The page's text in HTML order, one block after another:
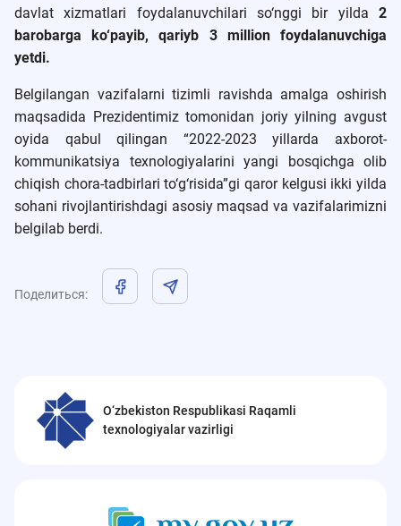
davlat xizmatlari foydalanuvchilari so‘nggi bir yilda 2
barobarga ko‘payib, qariyb 3 million foydalanuvchiga
yetdi.
Belgilangan vazifalarni tizimli ravishda amalga oshirish
maqsadida Prezidentimiz tomonidan joriy yilning avgust
oyida qabul qilingan “2022-2023 yillarda axborot-
kommunikatsiya texnologiyalarini yangi bosqichga olib
chiqish chora-tadbirlari to‘g‘risida”gi qaror kelgusi ikki yilda
sohani rivojlantirishdagi asosiy maqsad va vazifalarimizni
belgilab berdi.
Поделиться:
O‘zbekiston Respublikasi Raqamli
texnologiyalar vazirligi